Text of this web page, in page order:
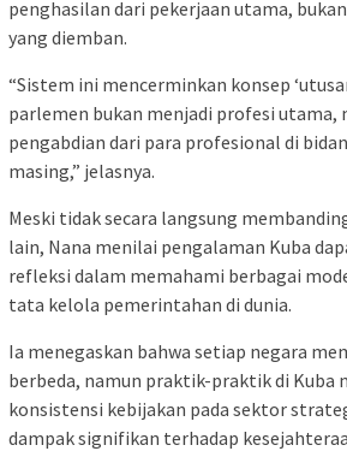
penghasilan dari pekerjaan utama,
yang diemban.
“Sistem ini mencerminkan konsep
parlemen bukan menjadi profesi utama,
pengabdian dari para profesional di
masing,” jelasnya.
Meski tidak secara langsung
lain, Nana menilai pengalaman Kuba
refleksi dalam memahami berbagai
tata kelola pemerintahan di dunia.
Ia menegaskan bahwa setiap negara
berbeda, namun praktik-praktik di Kuba
konsistensi kebijakan pada sektor
dampak signifikan terhadap